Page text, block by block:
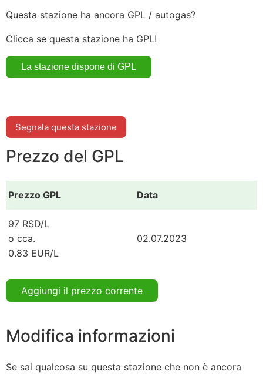
Questa stazione ha ancora GPL / autogas?
Clicca se questa stazione ha GPL!
Segnala questa stazione
Prezzo del GPL
Prezzo GPL Data
97 RSD/L
o cca.
0.83 EUR/L
02.07.2023
Aggiungi il prezzo corrente
Modifica informazioni
Se sai qualcosa su questa stazione che non è ancora